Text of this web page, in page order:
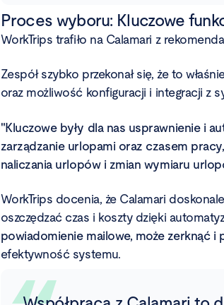
Proces wyboru: Kluczowe
WorkTrips trafiło na Calamari z
Zespół szybko przekonał się, że to
oraz możliwość konfiguracji i integracji z
"Kluczowe były dla nas usprawnienie i
zarządzanie urlopami oraz czasem
naliczania urlopów i zmian wymiaru
WorkTrips docenia, że Calamari
oszczędzać czas i koszty dzięki
powiadomienie mailowe, może zerknąć i
efektywność systemu.